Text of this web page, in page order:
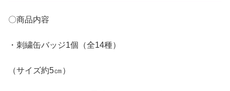
〇商品内容
・刺繍缶バッジ1個（全14種）
（サイズ約5㎝）